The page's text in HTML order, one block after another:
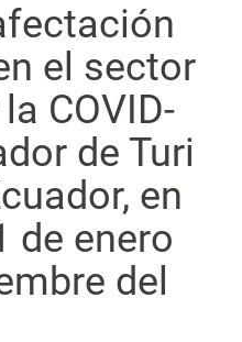
el sector
COVID-
de Turi
en
de enero
del